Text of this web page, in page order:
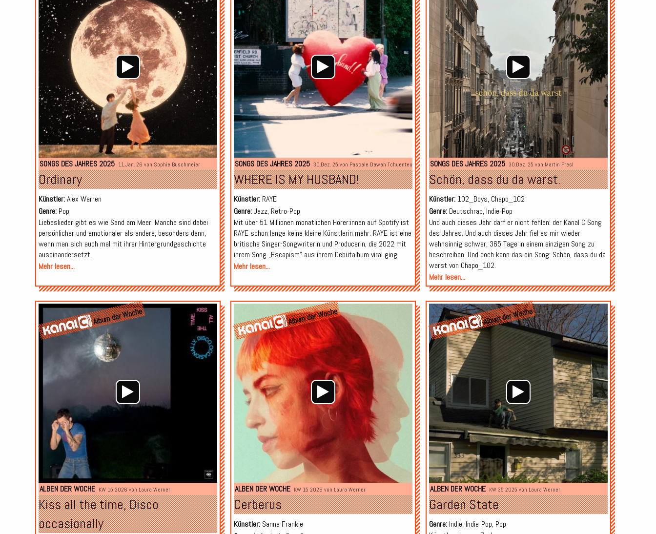
SONGS DES JAHRES 2025 11.Jan. 26 von Sophie Buschmeier
Ordinary
Künstler:Alex Warren
Genre:Pop
Liebeslieder gibt es wie Sand am Meer. Manche sind dabei
persönlicher und emotionaler als andere, besonders dann,
wenn man sich auch mal mit ihrer Hintergrundgeschichte
auseinandersetzt.
Mehr lesen...
SONGS DES JAHRES 2025 30.Dez. 25 von Pascale Dawah Tchuenteu
WHERE IS MY HUSBAND!
Künstler:RAYE
Genre:Jazz, Retro-Pop
Mit über 51 Millionen monatlichen Hörer:innen auf Spotify ist
RAYE schon lange keine kleine Künstlerin mehr. RAYE ist eine
britische Singer-Songwriterin und Producerin, die 2022 mit
ihrem Song „Escapism“ aus ihrem Debütalbum viral ging.
Mehr lesen...
SONGS DES JAHRES 2025 30.Dez. 25 von Martin Fresl
Schön, dass du da warst.
Künstler:102_Boys, Chapo_102
Genre:Deutschrap, Indie-Pop
Und auch dieses Jahr darf er nicht fehlen: der Kanal C Song
des Jahres. Und auch dieses Jahr fiel es mir wieder
wahnsinnig schwer, 365 Tage in einem einzigen Song zu
beschreiben. Und doch kann das ein Song: Schön, dass du da
warst von Chapo_102.
Mehr lesen...
Album der Woche
Audio-
Player
ALBEN DER WOCHE KW 15 2026 von Laura Werner
Kiss all the time, Disco
occasionally
Album der Woche
Audio-
Player
ALBEN DER WOCHE KW 15 2026 von Laura Werner
Cerberus
Künstler:Sanna Frankie
Album der Woche
Audio-
Player
ALBEN DER WOCHE KW 35 2025 von Laura Werner
Garden State
Genre:Indie, Indie-Pop, Pop